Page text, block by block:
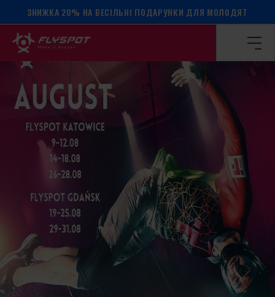
ЗНИЖКА 20% НА ВЕСІЛЬНІ ПОДАРУНКИ ДЛЯ МОЛОДЯТ
Головна сторінка / Календар подій / Табір Массімо